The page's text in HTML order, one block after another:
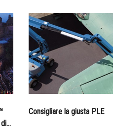
Consigliare la giusta PLE